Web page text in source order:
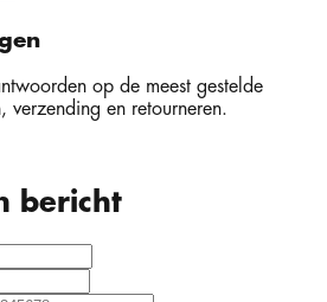
op de meest gestelde
verzending en retourneren.
bericht